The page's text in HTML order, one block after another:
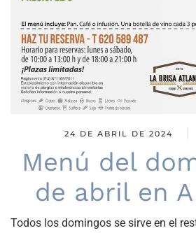
24 DE ABRIL DE 2024
Menú del
de abril en
Todos los domingos se sirve en el